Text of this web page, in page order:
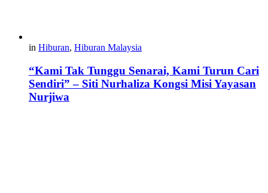
in Hiburan, Hiburan Malaysia
“Kami Tak Tunggu Senarai, Kami Turun Cari
Sendiri” – Siti Nurhaliza Kongsi Misi Yayasan
Nurjiwa